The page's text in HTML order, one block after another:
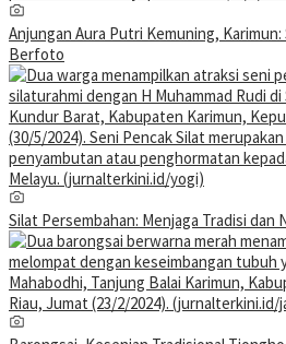
Anjungan Aura Putri Kemuning,
Berfoto
Silat Persembahan: Menjaga Tradisi dan